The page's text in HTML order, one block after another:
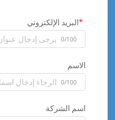
البريد الإلكتروني
0/100
الاسم
0/100
اسم الشركة